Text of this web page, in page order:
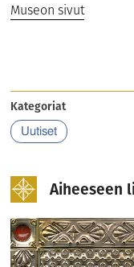
Museon sivut
Kategoriat
Uutiset
Aiheeseen